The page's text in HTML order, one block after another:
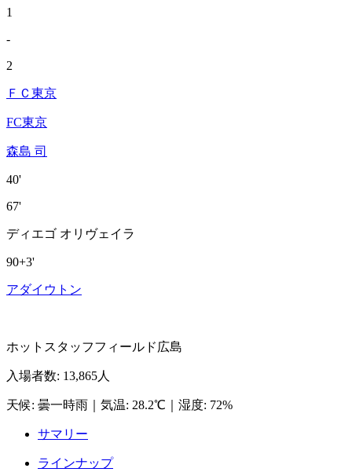
1
-
2
ＦＣ東京
FC東京
森島 司
40'
67'
ディエゴ オリヴェイラ
90+3'
アダイウトン
ホットスタッフフィールド広島
入場者数: 13,865人
天候: 曇一時雨 気温: 28.2℃ 湿度: 72%
サマリー
ラインナップ